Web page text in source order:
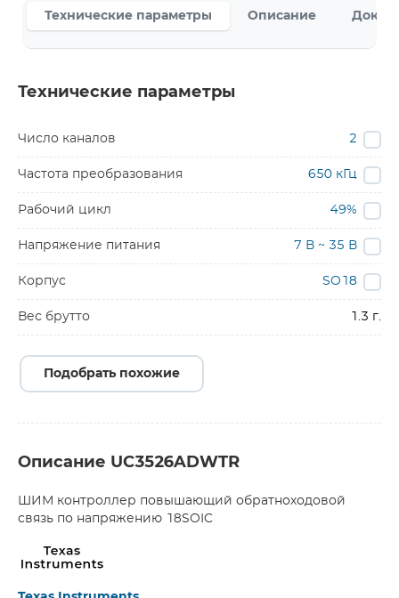
Технические параметры Описание
Технические параметры
Число каналов 2
Частота преобразования 650 кГц
Рабочий цикл 49%
Напряжение питания 7 В ~ 35 В
Корпус SO18
Вес брутто 1.3 г.
Подобрать похожие
Описание UC3526ADWTR
ШИМ контроллер повышающий обратноходовой
связь по напряжению 18SOIC